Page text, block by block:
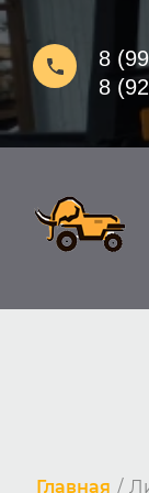
8
8
Главная /